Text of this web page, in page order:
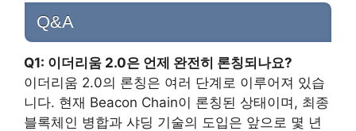
Q&A
Q1: 이더리움 2.0은 언제 완전히 론칭되나요?
이더리움 2.0의 론칭은 여러 단계로 이루어져 있습
니다. 현재 Beacon Chain이 론칭된 상태이며, 최종
블록체인 병합과 샤딩 기술의 도입은 앞으로 몇 년